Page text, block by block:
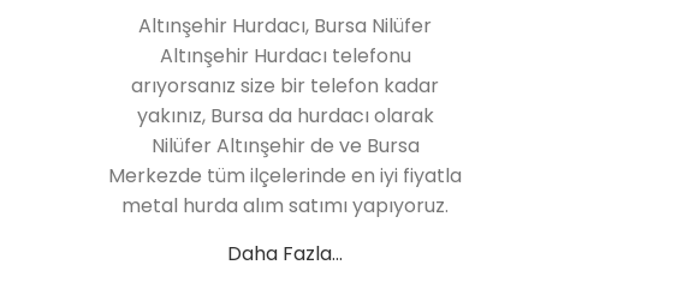
Altınşehir Hurdacı, Bursa Nilüfer
Altınşehir Hurdacı telefonu
arıyorsanız size bir telefon kadar
yakınız, Bursa da hurdacı olarak
Nilüfer Altınşehir de ve Bursa
Merkezde tüm ilçelerinde en iyi fiyatla
metal hurda alım satımı yapıyoruz.
Daha Fazla...